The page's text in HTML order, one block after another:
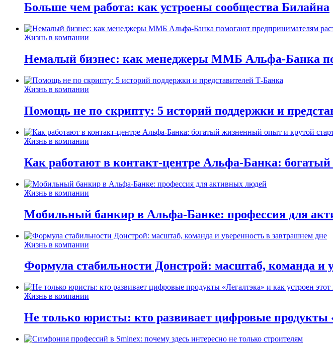
Больше чем работа: как устроены сообщества Билайна
Жизнь в компании
Немалый бизнес: как менеджеры ММБ Альфа-Банка
Жизнь в компании
Помощь не по скрипту: 5 историй поддержки и
Жизнь в компании
Как работают в контакт-центре Альфа-Банка:
Жизнь в компании
Мобильный банкир в Альфа-Банке: профессия для
Жизнь в компании
Формула стабильности Донстрой: масштаб, команда и
Жизнь в компании
Не только юристы: кто развивает цифровые продукты